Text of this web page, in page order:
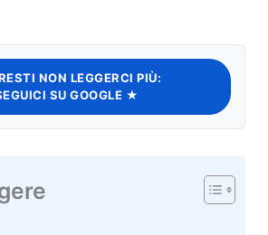
NON LEGGERCI PIÙ:
SU GOOGLE ★